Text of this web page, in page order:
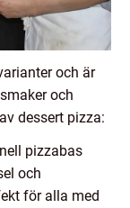
och är
och
dessert pizza:
pizzabas
och
för alla med